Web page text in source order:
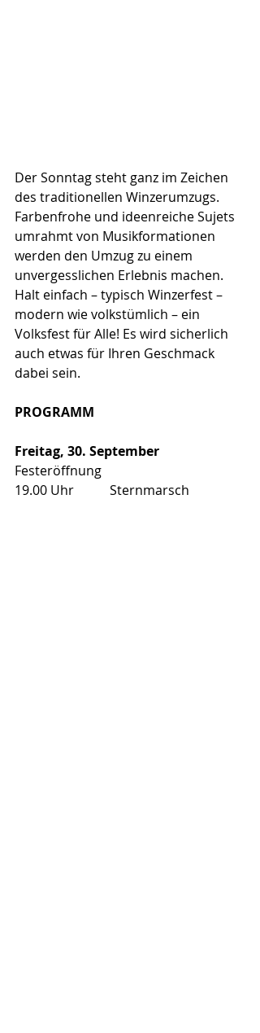
Der Sonntag steht ganz im Zeichen
des traditionellen Winzerumzugs.
Farbenfrohe und ideenreiche Sujets
umrahmt von Musikformationen
werden den Umzug zu einem
unvergesslichen Erlebnis machen.
Halt einfach – typisch Winzerfest –
modern wie volkstümlich – ein
Volksfest für Alle! Es wird sicherlich
auch etwas für Ihren Geschmack
dabei sein.
PROGRAMM
Freitag, 30. September
Festeröffnung
19.00 Uhr           Sternmarsch